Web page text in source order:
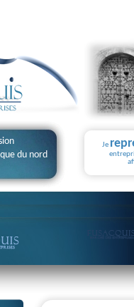
du nord
Je